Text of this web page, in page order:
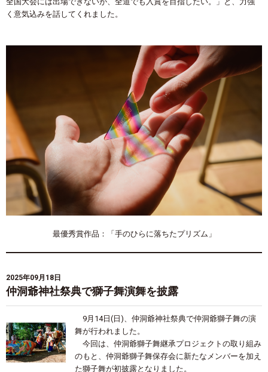
く意気込みを話してくれました。
最優秀賞作品：「手のひらに落ちたプリズム」
2025年09月18日
仲洞爺神社祭典で獅子舞演舞を披露
9月14日(日)、仲洞爺神社祭典で仲洞爺獅子舞の演
舞が行われました。
今回は、仲洞爺獅子舞継承プロジェクトの取り組み
のもと、仲洞爺獅子舞保存会に新たなメンバーを加え
た獅子舞が初披露となりました。